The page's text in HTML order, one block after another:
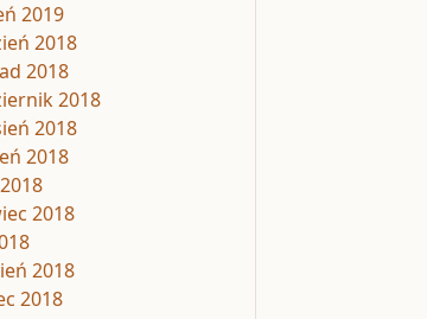
2019
2018
2018
2018
2018
2018
2018
2018
2018